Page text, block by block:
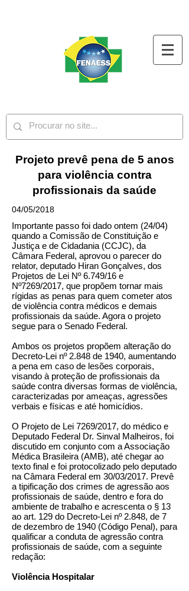
Projeto prevê pena de 5 anos
para violência contra
profissionais da saúde
04/05/2018
Importante passo foi dado ontem (24/04)
quando a Comissão de Constituição e
Justiça e de Cidadania (CCJC), da
Câmara Federal, aprovou o parecer do
relator, deputado Hiran Gonçalves, dos
Projetos de Lei Nº 6.749/16 e
Nº7269/2017, que propõem tornar mais
rígidas as penas para quem cometer atos
de violência contra médicos e demais
profissionais da saúde. Agora o projeto
segue para o Senado Federal.
Ambos os projetos propõem alteração do
Decreto-Lei nº 2.848 de 1940, aumentando
a pena em caso de lesões corporais,
visando à proteção de profissionais da
saúde contra diversas formas de violência,
caracterizadas por ameaças, agressões
verbais e físicas e até homicídios.
O Projeto de Lei 7269/2017, do médico e
Deputado Federal Dr. Sinval Malheiros, foi
discutido em conjunto com a Associação
Médica Brasileira (AMB), até chegar ao
texto final e foi protocolizado pelo deputado
na Câmara Federal em 30/03/2017. Prevê
a tipificação dos crimes de agressão aos
profissionais de saúde, dentro e fora do
ambiente de trabalho e acrescenta o § 13
ao art. 129 do Decreto-Lei nº 2.848, de 7
de dezembro de 1940 (Código Penal), para
qualificar a conduta de agressão contra
profissionais de saúde, com a seguinte
redação:
Violência Hospitalar